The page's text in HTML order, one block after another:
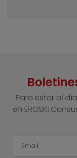
Para estar al
en EROSKI